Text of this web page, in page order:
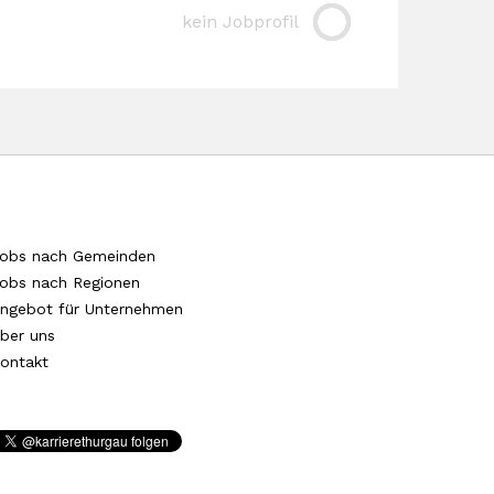
kein Jobprofil
nach Gemeinden
nach Regionen
für Unternehmen
uns